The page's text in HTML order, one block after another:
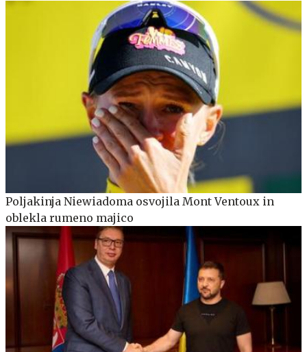
Poljakinja Niewiadoma osvojila Mont Ventoux in
oblekla rumeno majico